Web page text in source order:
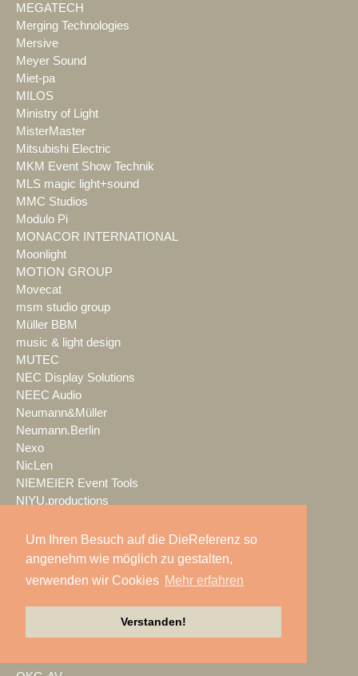
Um Ihren Besuch auf die DieReferenz so
angenehm wie möglich zu gestalten,
verwenden wir Cookies Mehr erfahren
Verstanden!
MEGATECH
Merging Technologies
Mersive
Meyer Sound
Miet-pa
MILOS
Ministry of Light
MisterMaster
Mitsubishi Electric
MKM Event Show Technik
MLS magic light+sound
MMC Studios
Modulo Pi
MONACOR INTERNATIONAL
Moonlight
MOTION GROUP
Movecat
msm studio group
Müller BBM
music & light design
MUTEC
NEC Display Solutions
NEEC Audio
Neumann&Müller
Neumann.Berlin
Nexo
NicLen
NIEMEIER Event Tools
NIYU.productions
Nocturne Drones GmbH
NPB Veranstaltungstechnik
NÜSSLI
Oblong Industries
Oehlbach Kabel